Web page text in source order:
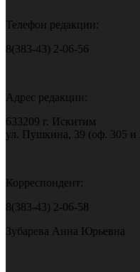
Телефон редакции:
8(383-43) 2-06-56
Адрес редакции:
633209 г. Искитим
ул. Пушкина, 39 (оф. 305 и
Корреспондент:
8(383-43) 2-06-58
Зубарева Анна Юрьевна